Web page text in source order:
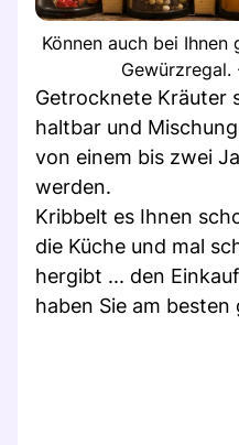
Können auch bei Ihnen
Getrocknete Kräuter
haltbar und
von einem bis zwei
werden.
Kribbelt es Ihnen
die Küche und mal
hergibt ... den
haben Sie am besten